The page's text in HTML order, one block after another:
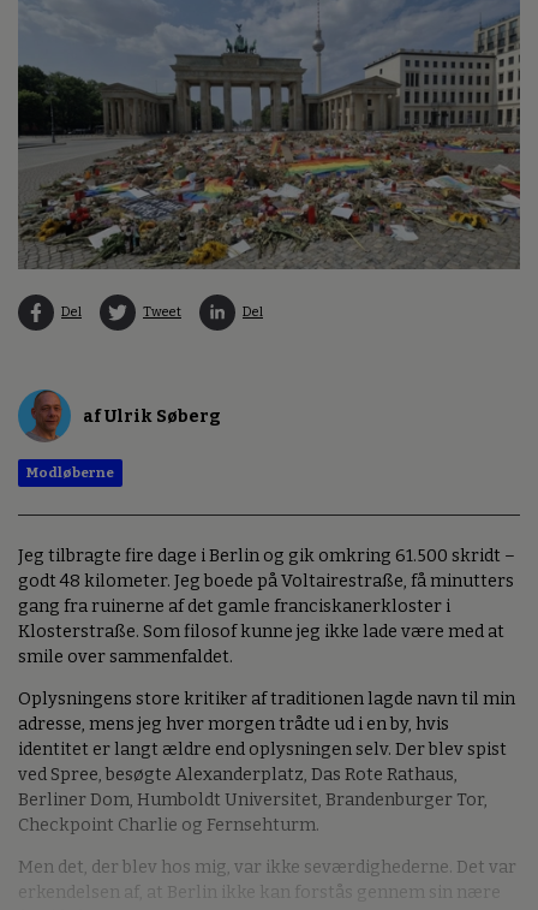
Del Tweet Del
af Ulrik Søberg
Modløberne
Jeg tilbragte fire dage i Berlin og gik omkring 61.500 skridt –
godt 48 kilometer. Jeg boede på Voltairestraße, få minutters
gang fra ruinerne af det gamle franciskanerkloster i
Klosterstraße. Som filosof kunne jeg ikke lade være med at
smile over sammenfaldet.
Oplysningens store kritiker af traditionen lagde navn til min
adresse, mens jeg hver morgen trådte ud i en by, hvis
identitet er langt ældre end oplysningen selv. Der blev spist
ved Spree, besøgte Alexanderplatz, Das Rote Rathaus,
Berliner Dom, Humboldt Universitet, Brandenburger Tor,
Checkpoint Charlie og Fernsehturm.
Men det, der blev hos mig, var ikke seværdighederne. Det var
erkendelsen af, at Berlin ikke kan forstås gennem sin nære